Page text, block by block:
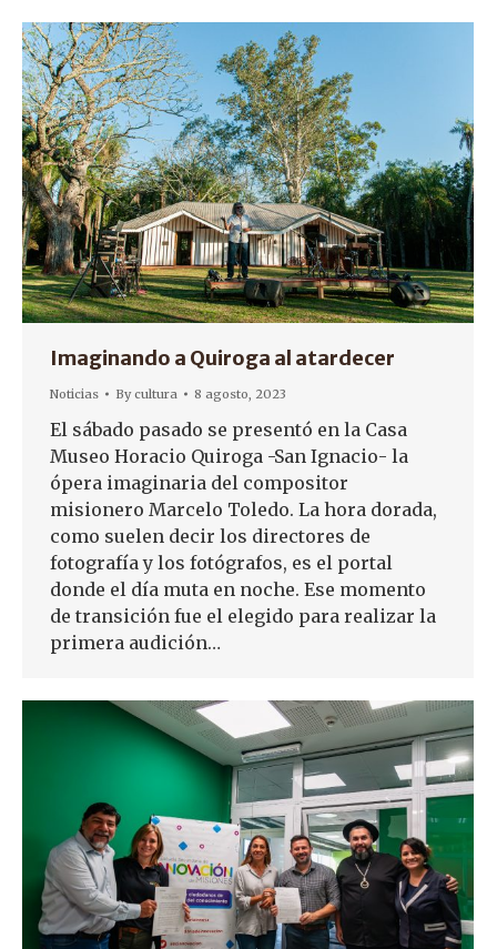
Imaginando a Quiroga al atardecer
Noticias Bycultura 8 agosto, 2023
El sábado pasado se presentó en la Casa
Museo Horacio Quiroga -San Ignacio- la
ópera imaginaria del compositor
misionero Marcelo Toledo. La hora dorada,
como suelen decir los directores de
fotografía y los fotógrafos, es el portal
donde el día muta en noche. Ese momento
de transición fue el elegido para realizar la
primera audición…